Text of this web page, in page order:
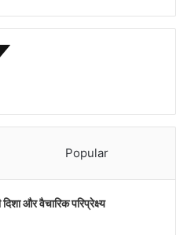
Popular
और वैचारिक परिप्रेक्ष्य